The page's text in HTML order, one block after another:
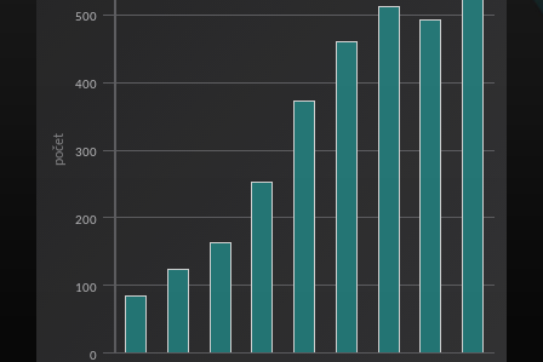
Bar chart with 9 bars.
View as data table, Počet daňových subjektov s odpočtom výdavkov na
The chart has 1 Y axis displaying počet. Range: 0 to 600.
počet
0
100
200
300
400
500